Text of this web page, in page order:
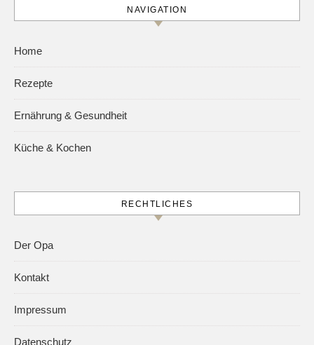
NAVIGATION
Home
Rezepte
Ernährung & Gesundheit
Küche & Kochen
RECHTLICHES
Der Opa
Kontakt
Impressum
Datenschutz